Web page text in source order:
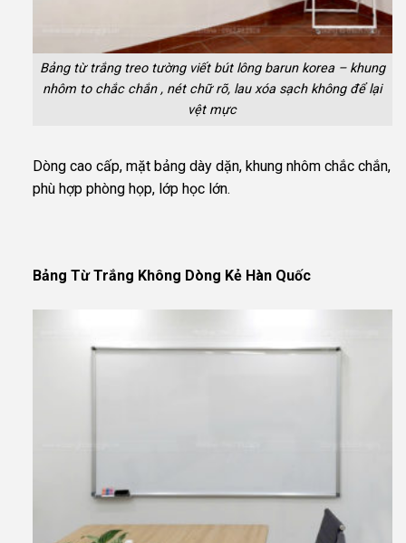
Bảng từ trắng treo tường viết bút lông barun korea – khung
nhôm to chắc chắn , nét chữ rõ, lau xóa sạch không để lại
vệt mực
Dòng cao cấp, mặt bảng dày dặn, khung nhôm chắc chắn,
phù hợp phòng họp, lớp học lớn.
Bảng Từ Trắng Không Dòng Kẻ Hàn Quốc